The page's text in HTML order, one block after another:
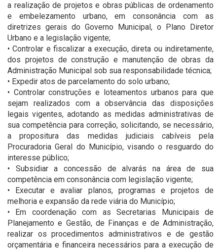
a realização de projetos e obras públicas de ordenamento
e embelezamento urbano, em consonância com as
diretrizes gerais do Governo Municipal, o Plano Diretor
Urbano e a legislação vigente;
• Controlar e fiscalizar a execução, direta ou indiretamente,
dos projetos de construção e manutenção de obras da
Administração Municipal sob sua responsabilidade técnica;
• Expedir atos de parcelamento do solo urbano;
• Controlar construções e loteamentos urbanos para que
sejam realizados com a observância das disposições
legais vigentes, adotando as medidas administrativas de
sua competência para correção, solicitando, se necessário,
a propositura das medidas judiciais cabíveis pela
Procuradoria Geral do Município, visando o resguardo do
interesse público;
• Subsidiar a concessão de alvarás na área de sua
competência em consonância com legislação vigente;
• Executar e avaliar planos, programas e projetos de
melhoria e expansão da rede viária do Município;
• Em coordenação com as Secretarias Municipais de
Planejamento e Gestão, de Finanças e de Administração,
realizar os procedimentos administrativos e de gestão
orçamentária e financeira necessários para a execução de